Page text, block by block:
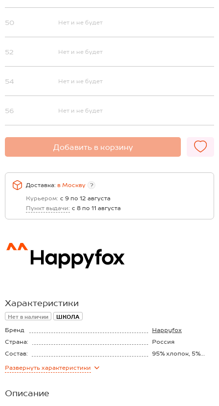
50 Нет и не будет
52 Нет и не будет
54 Нет и не будет
56 Нет и не будет
Добавить в корзину
Доставка: в Москву
?
Курьером: с 9 по 12 августа
Пункт выдачи: с 8 по 11 августа
Характеристики
Нет в наличии ШКОЛА
Бренд
Happyfox
Страна:
Россия
Состав:
95% хлопок, 5%
Материал:
Развернуть характеристики
Описание